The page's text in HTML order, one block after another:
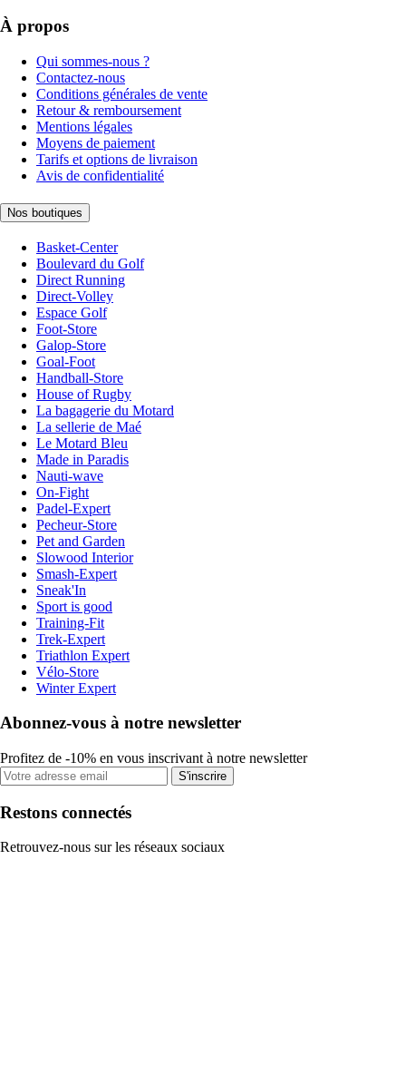
À propos
Qui sommes-nous ?
Contactez-nous
Conditions générales de vente
Retour & remboursement
Mentions légales
Moyens de paiement
Tarifs et options de livraison
Avis de confidentialité
Nos boutiques
Basket-Center
Boulevard du Golf
Direct Running
Direct-Volley
Espace Golf
Foot-Store
Galop-Store
Goal-Foot
Handball-Store
House of Rugby
La bagagerie du Motard
La sellerie de Maé
Le Motard Bleu
Made in Paradis
Nauti-wave
On-Fight
Padel-Expert
Pecheur-Store
Pet and Garden
Slowood Interior
Smash-Expert
Sneak'In
Sport is good
Training-Fit
Trek-Expert
Triathlon Expert
Vélo-Store
Winter Expert
Abonnez-vous à notre newsletter
Profitez de -10% en vous inscrivant à notre newsletter
S'inscrire
Restons connectés
Retrouvez-nous sur les réseaux sociaux